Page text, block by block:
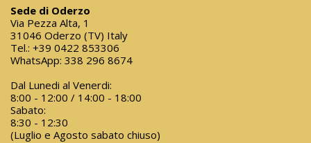
Sede di Oderzo
Via Pezza Alta, 1
31046 Oderzo (TV) Italy
Tel.: +39 0422 853306
WhatsApp: 338 296 8674
Dal Lunedi al Venerdi:
8:00 - 12:00 / 14:00 - 18:00
Sabato:
8:30 - 12:30
(Luglio e Agosto sabato chiuso)